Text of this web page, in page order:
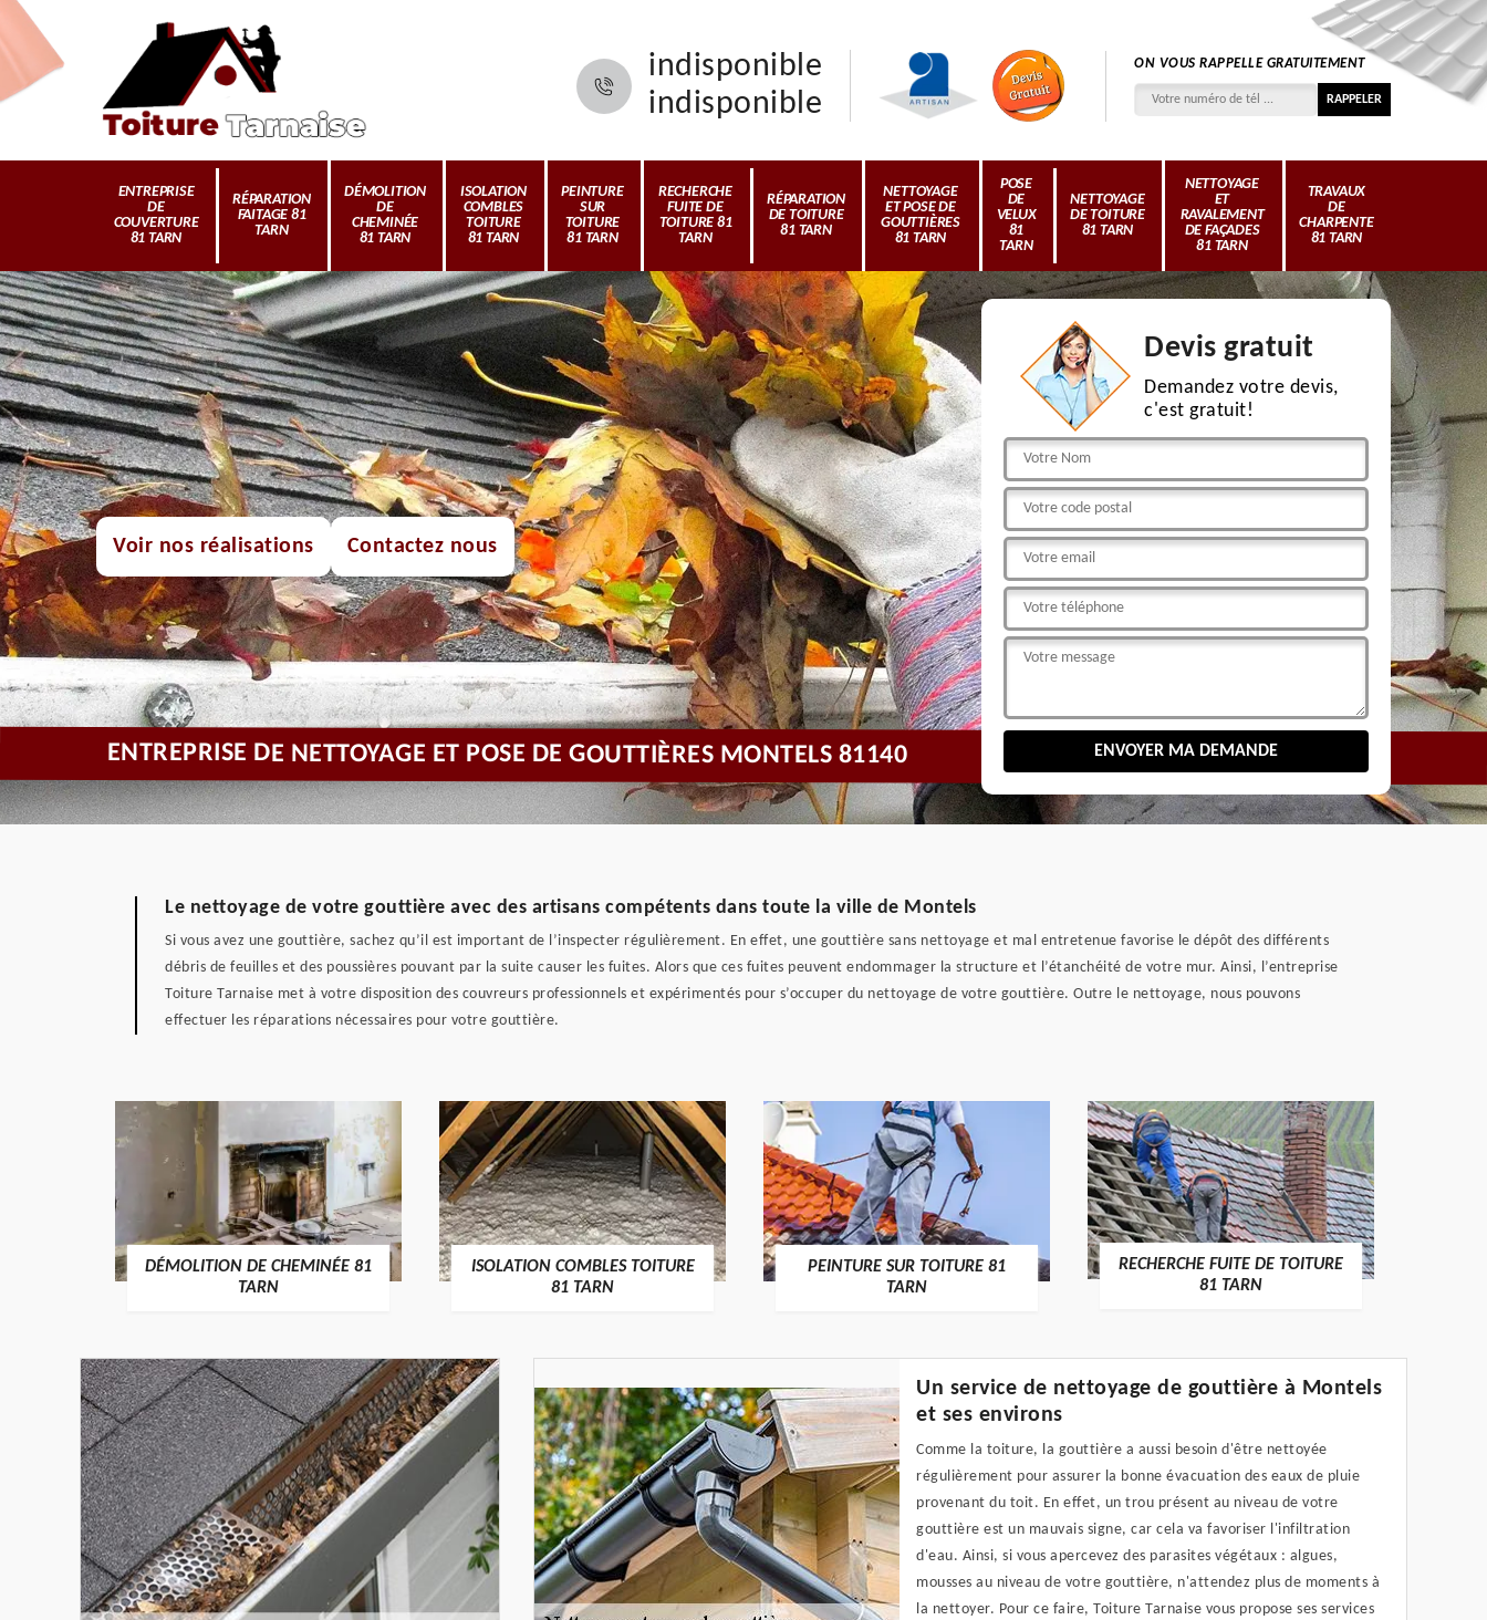
indisponible
indisponible
ON VOUS RAPPELLE GRATUITEMENT
ENTREPRISE
DE
COUVERTURE
81 TARN
RÉPARATION
FAITAGE 81
TARN
DÉMOLITION
DE
CHEMINÉE
81 TARN
ISOLATION
COMBLES
TOITURE
81 TARN
PEINTURE
SUR
TOITURE
81 TARN
RECHERCHE
FUITE DE
TOITURE 81
TARN
RÉPARATION
DE TOITURE
81 TARN
NETTOYAGE
ET POSE DE
GOUTTIÈRES
81 TARN
POSE
DE
VELUX
81
TARN
NETTOYAGE
DE TOITURE
81 TARN
NETTOYAGE
ET
RAVALEMENT
DE FAÇADES
81 TARN
TRAVAUX
DE
CHARPENTE
81 TARN
Voir nos réalisations Contactez nous
Devis gratuit
Demandez votre devis,
c'est gratuit!
ENTREPRISE DE NETTOYAGE ET POSE DE GOUTTIÈRES MONTELS 81140
Le nettoyage de votre gouttière avec des artisans compétents dans toute la ville de Montels
Si vous avez une gouttière, sachez qu’il est important de l’inspecter régulièrement. En effet, une gouttière sans nettoyage et mal entretenue favorise le dépôt des différents
débris de feuilles et des poussières pouvant par la suite causer les fuites. Alors que ces fuites peuvent endommager la structure et l’étanchéité de votre mur. Ainsi, l’entreprise
Toiture Tarnaise met à votre disposition des couvreurs professionnels et expérimentés pour s’occuper du nettoyage de votre gouttière. Outre le nettoyage, nous pouvons
effectuer les réparations nécessaires pour votre gouttière.
DÉMOLITION DE CHEMINÉE 81
TARN
ISOLATION COMBLES TOITURE
81 TARN
PEINTURE SUR TOITURE 81
TARN
RECHERCHE FUITE DE TOITURE
81 TARN
Un service de nettoyage de gouttière à Montels
et ses environs
Comme la toiture, la gouttière a aussi besoin d'être nettoyée
régulièrement pour assurer la bonne évacuation des eaux de pluie
provenant du toit. En effet, un trou présent au niveau de votre
gouttière est un mauvais signe, car cela va favoriser l'infiltration
d'eau. Ainsi, si vous apercevez des parasites végétaux : algues,
mousses au niveau de votre gouttière, n'attendez plus de moments à
la nettoyer. Pour ce faire, Toiture Tarnaise vous propose ses services